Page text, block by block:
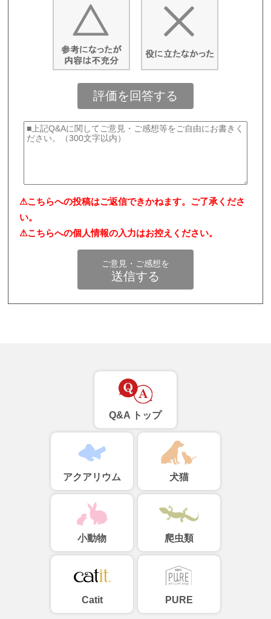
評価を回答する
⚠こちらへの投稿はご返信できかねます。ご了承くださ
い。
⚠こちらへの個人情報の入力はお控えください。
ご意見・ご感想を
送信する
Q&A トップ
アクアリウム 犬猫
小動物 爬虫類
Catit PURE